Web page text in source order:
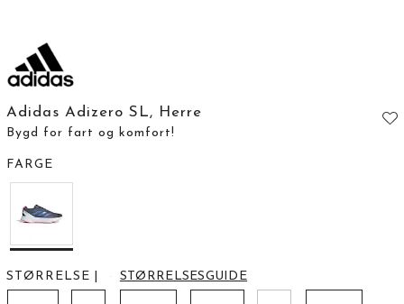
Adidas Adizero SL, Herre
Bygd for fart og komfort!
FARGE
STØRRELSE STØRRELSESGUIDE